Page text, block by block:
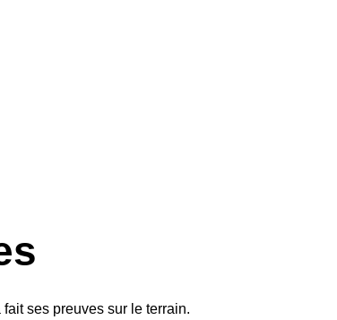
ses preuves sur le terrain.